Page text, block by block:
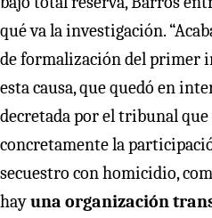
qué va la investigación.
de formalización del primer
esta causa, que quedó en
decretada por el tribunal
concretamente la
secuestro con homicidio,
hayuna organización